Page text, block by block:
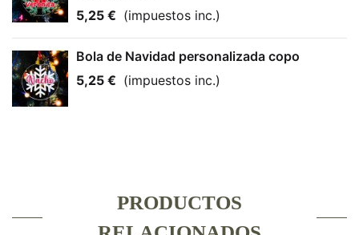
5,25 € (impuestos inc.)
Bola de Navidad personalizada copo
5,25 € (impuestos inc.)
PRODUCTOS